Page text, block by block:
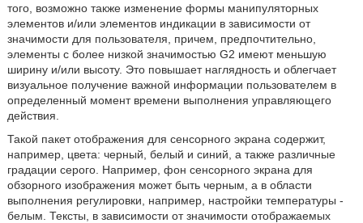
того, возможно также изменение формы манипуляторных
элементов и/или элементов индикации в зависимости от
значимости для пользователя, причем, предпочтительно,
элементы с более низкой значимостью G2 имеют меньшую
ширину и/или высоту. Это повышает наглядность и облегчает
визуальное получение важной информации пользователем в
определенный момент времени выполнения управляющего
действия.
Такой пакет отображения для сенсорного экрана содержит,
например, цвета: черный, белый и синий, а также различные
градации серого. Например, фон сенсорного экрана для
обзорного изображения может быть черным, а в области
выполнения регулировки, например, настройки температуры -
белым. Тексты, в зависимости от значимости отображаемых